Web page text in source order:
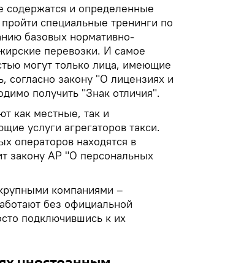
содержатся и определенные
специальные тренинги по
базовых нормативно-
перевозки. И самое
могут только лица, имеющие
согласно закону "О лицензиях и
получить "Знак отличия".
как местные, так и
услуги агрегаторов такси.
операторов находятся в
закону АР "О персональных
компаниями –
без официальной
подключившись к их